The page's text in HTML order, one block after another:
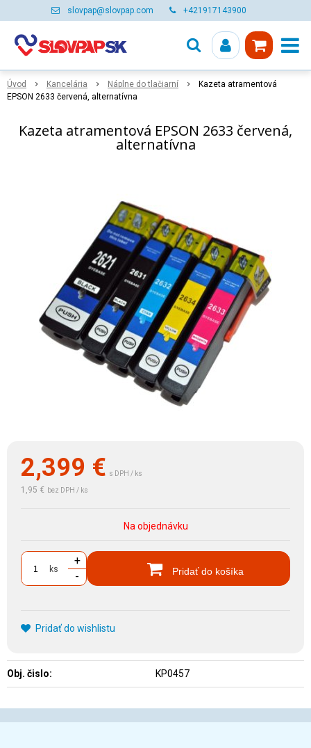
slovpap@slovpap.com +421917143900
Úvod Kancelária Náplne do tlačiarní
Kazeta atramentová
EPSON 2633 červená, alternatívna
Kazeta atramentová EPSON 2633 červená,
alternatívna
2,399 € s DPH / ks
1,95 € bez DPH / ks
Na objednávku
ks
+
-
Pridať do košíka
Pridať do wishlistu
Obj. čislo: KP0457